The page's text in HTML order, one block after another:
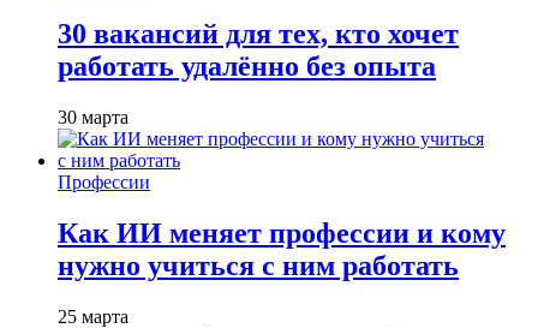
30 вакансий для тех, кто хочет
работать удалённо без опыта
30 марта
Профессии
Как ИИ меняет профессии и кому
нужно учиться с ним работать
25 марта